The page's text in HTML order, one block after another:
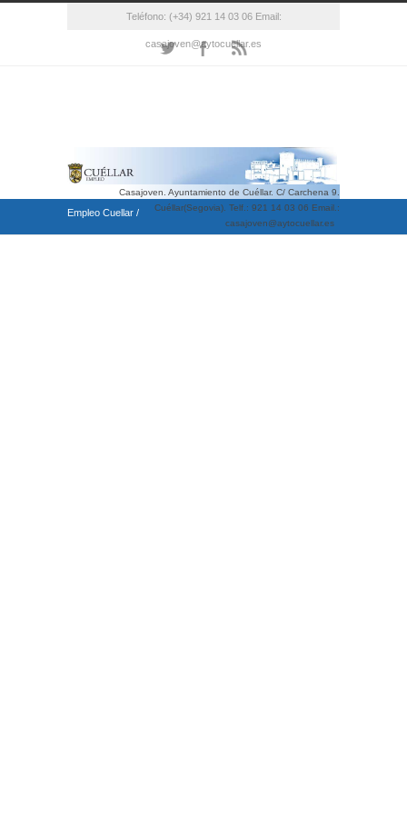
Teléfono: (+34) 921 14 03 06 Email:
casajoven@aytocuellar.es
Casajoven. Ayuntamiento de Cuéllar. C/ Carchena 9.
Cuéllar(Segovia). Telf.: 921 14 03 06 Email.:
casajoven@aytocuellar.es
Empleo Cuellar /